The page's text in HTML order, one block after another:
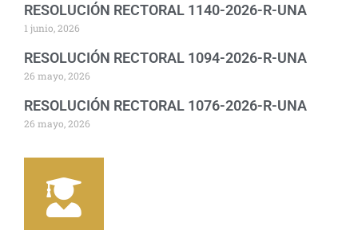
RESOLUCIÓN RECTORAL 1140-2026-R-UNA
1 junio, 2026
RESOLUCIÓN RECTORAL 1094-2026-R-UNA
26 mayo, 2026
RESOLUCIÓN RECTORAL 1076-2026-R-UNA
26 mayo, 2026